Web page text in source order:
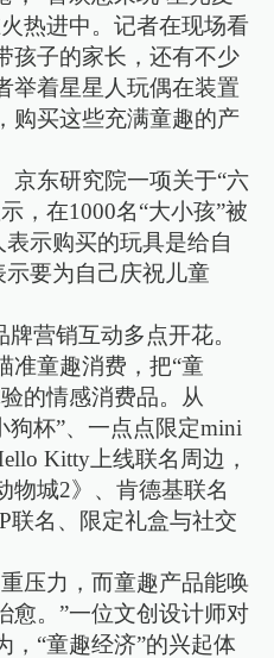
热进中。记者在现场看
孩子的家长，还有不少
举着星星人玩偶在装置
购买这些充满童趣的产
京东研究院一项关于“六
，在1000名“大小孩”被
示购买的玩具是给自
示要为自己庆祝儿童
营销互动多点开花。
准童趣消费，把“童
的情感消费品。从
狗杯”、一点点限定mini
Kitty上线联名周边，
物城2》、肯德基联名
名、限定礼盒与社交
压力，而童趣产品能唤
愈。”一位文创设计师对
，“童趣经济”的兴起体